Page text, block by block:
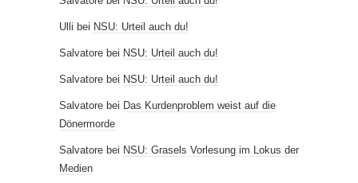
Ulli bei NSU: Urteil auch du!
Salvatore bei NSU: Urteil auch du!
Salvatore bei NSU: Urteil auch du!
Salvatore bei Das Kurdenproblem weist auf die
Dönermorde
Salvatore bei NSU: Grasels Vorlesung im Lokus der
Medien